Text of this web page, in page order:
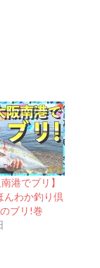
港でブリ】
んわか釣り倶
ブリ!巻